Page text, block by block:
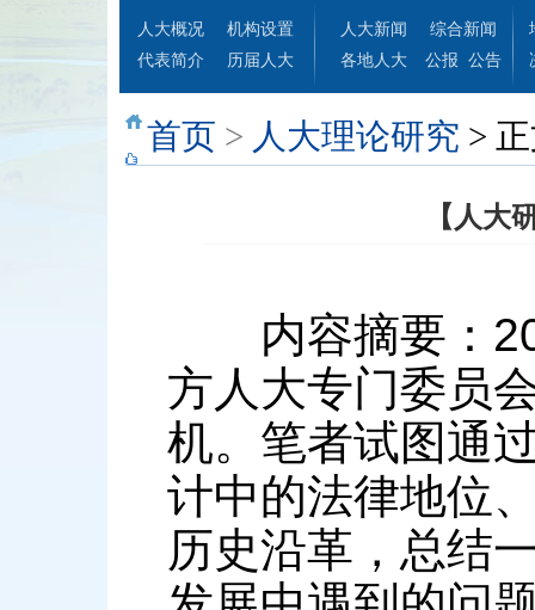
人大概况
机构设置
代表简介
历届人大
人大新闻
综合新闻
各地人大
公报 公告
首页 > 人大理论研究 >
【人大
内容摘要：
方人大专门委员
机。笔者试图通
计中的法律地位
历史沿革，总结